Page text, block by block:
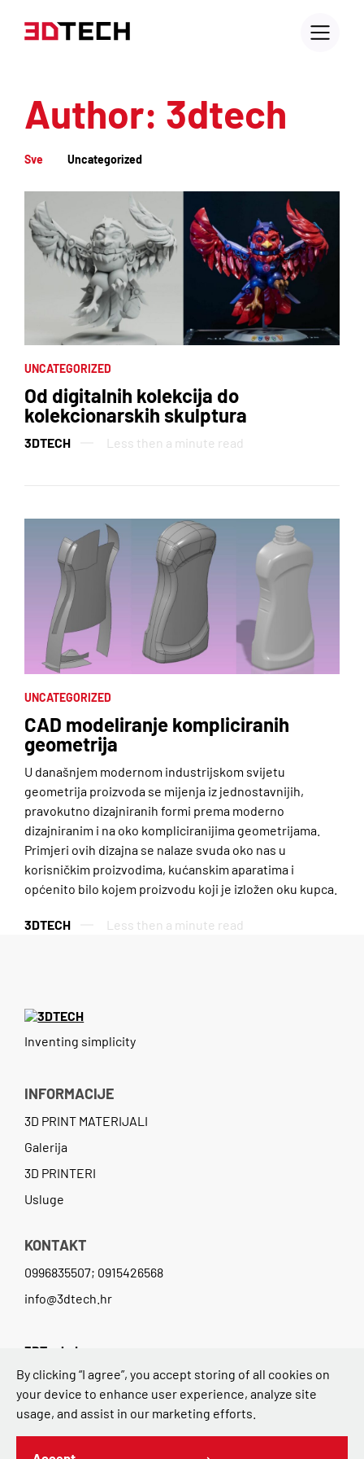
Author: 3dtech
Sve Uncategorized
UNCATEGORIZED
Od digitalnih kolekcija do
kolekcionarskih skulptura
3DTECH Less then a minute read
UNCATEGORIZED
CAD modeliranje kompliciranih
geometrija
U današnjem modernom industrijskom svijetu
geometrija proizvoda se mijenja iz jednostavnijih,
pravokutno dizajniranih formi prema moderno
dizajniranim i na oko kompliciranijima geometrijama.
Primjeri ovih dizajna se nalaze svuda oko nas u
korisničkim proizvodima, kućanskim aparatima i
općenito bilo kojem proizvodu koji je izložen oku kupca.
3DTECH Less then a minute read
Inventing simplicity
INFORMACIJE
3D PRINT MATERIJALI
Galerija
3D PRINTERI
Usluge
KONTAKT
0996835507; 0915426568
info@3dtech.hr
3DTech d.o.o.
Avenija Dubrovnik 15 (Zicer), 10000 Zagreb
OIB: 74618813977,Croatia
By clicking “I agree”, you accept storing of all cookies on
your device to enhance user experience, analyze site
usage, and assist in our marketing efforts.
3D PRINT MATERIJALI
Blog
Galerija